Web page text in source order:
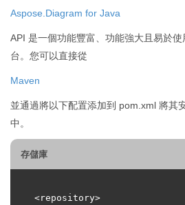
Aspose.Diagram for Java
API 是一個功能豐富、功能強大且易於
台。您可以直接從
Maven
並通過將以下配置添加到 pom.xml 將其
中。
存儲庫